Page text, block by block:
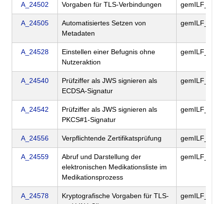
A_24502 Vorgaben für TLS-Verbindungen
A_24505
Automatisiertes Setzen von
Metadaten
A_24528
Einstellen einer Befugnis ohne
Nutzeraktion
A_24540
Prüfziffer als JWS signieren als
ECDSA-Signatur
A_24542
Prüfziffer als JWS signieren als
PKCS#1-Signatur
A_24556 Verpflichtende Zertifikatsprüfung
A_24559
Abruf und Darstellung der
elektronischen Medikationsliste im
Medikationsprozess
A_24578
Kryptografische Vorgaben für TLS-